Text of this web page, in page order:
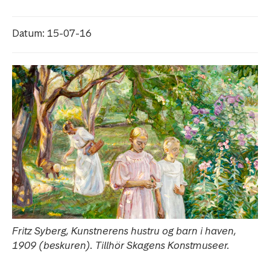
Datum: 15-07-16
Fritz Syberg, Kunstnerens hustru og barn i haven,
1909 (beskuren). Tillhör Skagens Konstmuseer.